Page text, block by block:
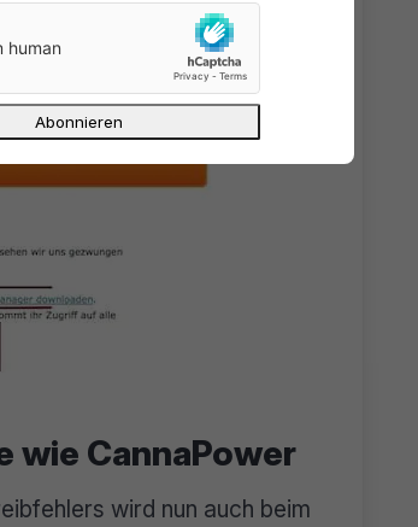
in ein kostenpflichtiges
wie CannaPower
wird nun auch beim